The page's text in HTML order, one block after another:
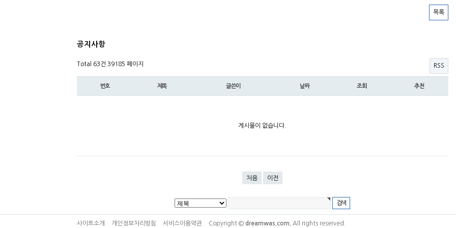
목록
공지사항
Total 63건 39185 페이지 RSS
번호 제목 글쓴이 날짜 조회 추천
게시물이 없습니다.
처음 이전
사이트소개 개인정보처리방침 서비스이용약관 Copyright © dreamwas.com. All rights reserved.